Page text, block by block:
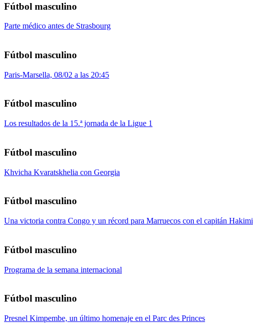
Fútbol masculino
Parte médico antes de Strasbourg
Fútbol masculino
Paris-Marsella, 08/02 a las 20:45
Fútbol masculino
Los resultados de la 15.ª jornada de la Ligue 1
Fútbol masculino
Khvicha Kvaratskhelia con Georgia
Fútbol masculino
Una victoria contra Congo y un récord para Marruecos con el capitán Hakimi
Fútbol masculino
Programa de la semana internacional
Fútbol masculino
Presnel Kimpembe, un último homenaje en el Parc des Princes